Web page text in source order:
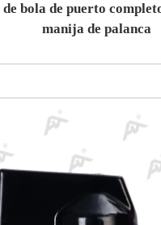
bola de puerto
manija de palanca